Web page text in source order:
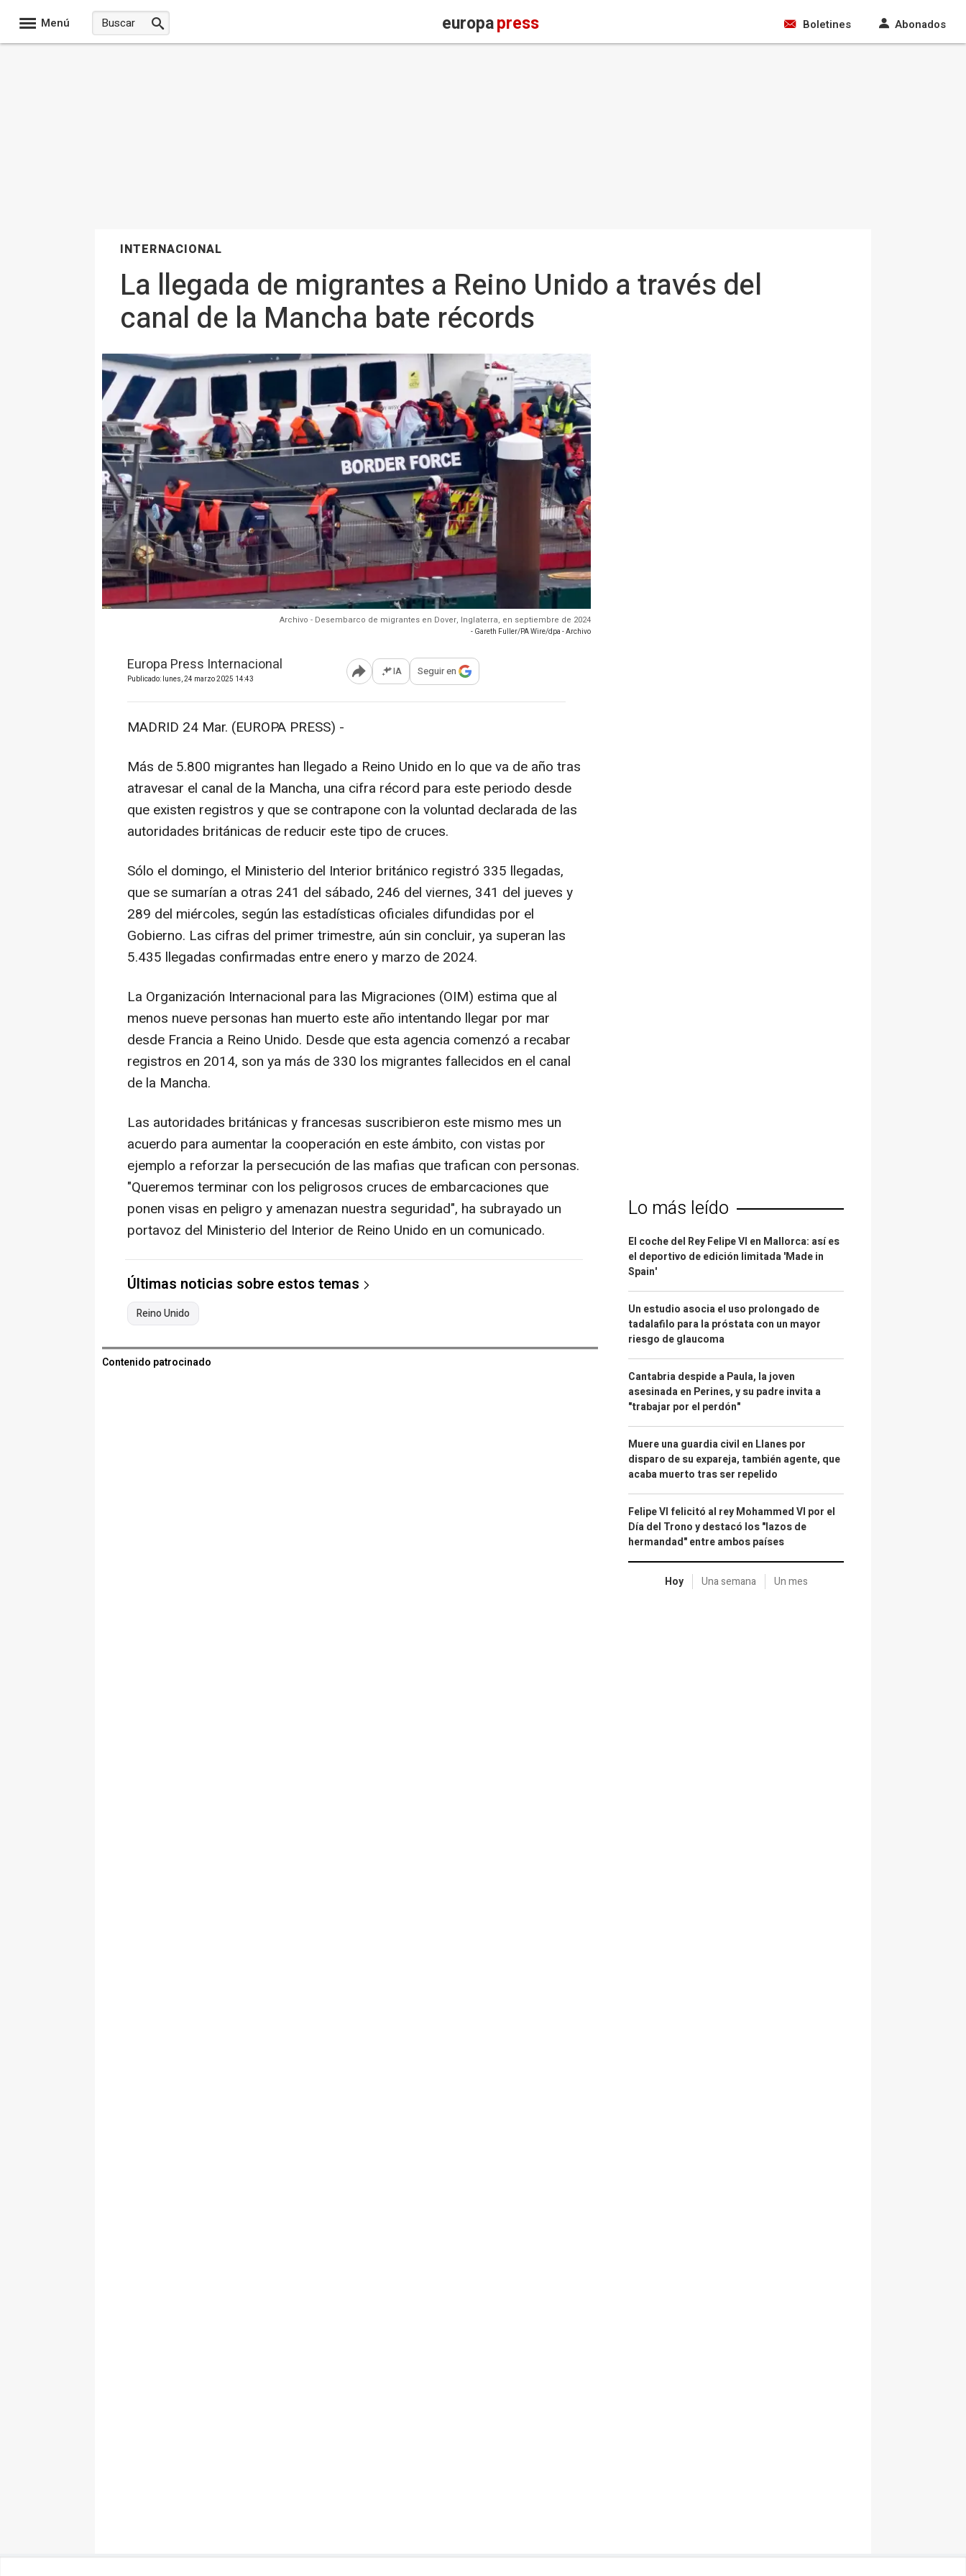
Menú europapress Boletines Abonados
INTERNACIONAL
La llegada de migrantes a Reino Unido a través del
canal de la Mancha bate récords
Archivo - Desembarco de migrantes en Dover, Inglaterra, en septiembre de 2024
- Gareth Fuller/PA Wire/dpa - Archivo
Europa Press Internacional
Publicado: lunes, 24 marzo 2025 14:43 Abrir opciones para compartir
IA Seguir en
MADRID 24 Mar. (EUROPA PRESS) -
Más de 5.800 migrantes han llegado a Reino Unido en lo que va de año tras
atravesar el canal de la Mancha, una cifra récord para este periodo desde
que existen registros y que se contrapone con la voluntad declarada de las
autoridades británicas de reducir este tipo de cruces.
Sólo el domingo, el Ministerio del Interior británico registró 335 llegadas,
que se sumarían a otras 241 del sábado, 246 del viernes, 341 del jueves y
289 del miércoles, según las estadísticas oficiales difundidas por el
Gobierno. Las cifras del primer trimestre, aún sin concluir, ya superan las
5.435 llegadas confirmadas entre enero y marzo de 2024.
La Organización Internacional para las Migraciones (OIM) estima que al
menos nueve personas han muerto este año intentando llegar por mar
desde Francia a Reino Unido. Desde que esta agencia comenzó a recabar
registros en 2014, son ya más de 330 los migrantes fallecidos en el canal
de la Mancha.
Las autoridades británicas y francesas suscribieron este mismo mes un
acuerdo para aumentar la cooperación en este ámbito, con vistas por
ejemplo a reforzar la persecución de las mafias que trafican con personas.
"Queremos terminar con los peligrosos cruces de embarcaciones que
ponen visas en peligro y amenazan nuestra seguridad", ha subrayado un
portavoz del Ministerio del Interior de Reino Unido en un comunicado.
Últimas noticias sobre estos temas
Reino Unido
Contenido patrocinado
Lo más leído
El coche del Rey Felipe VI en Mallorca: así es
el deportivo de edición limitada 'Made in
Spain'
Un estudio asocia el uso prolongado de
tadalafilo para la próstata con un mayor
riesgo de glaucoma
Cantabria despide a Paula, la joven
asesinada en Perines, y su padre invita a
"trabajar por el perdón"
Muere una guardia civil en Llanes por
disparo de su expareja, también agente, que
acaba muerto tras ser repelido
Felipe VI felicitó al rey Mohammed VI por el
Día del Trono y destacó los "lazos de
hermandad" entre ambos países
Hoy Una semana Un mes